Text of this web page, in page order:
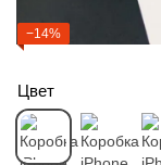
−14%
Цвет